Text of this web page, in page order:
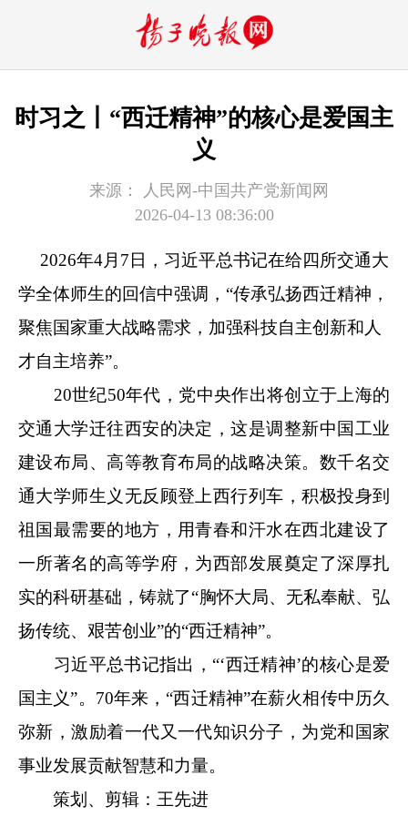
时习之丨“西迁精神”的核心是爱国主
义
来源：
人民网-中国共产党新闻网
2026-04-13 08:36:00
2026年4月7日，习近平总书记在给四所交通大
学全体师生的回信中强调，“传承弘扬西迁精神，
聚焦国家重大战略需求，加强科技自主创新和人
才自主培养”。
20世纪50年代，党中央作出将创立于上海的
交通大学迁往西安的决定，这是调整新中国工业
建设布局、高等教育布局的战略决策。数千名交
通大学师生义无反顾登上西行列车，积极投身到
祖国最需要的地方，用青春和汗水在西北建设了
一所著名的高等学府，为西部发展奠定了深厚扎
实的科研基础，铸就了“胸怀大局、无私奉献、弘
扬传统、艰苦创业”的“西迁精神”。
习近平总书记指出，“‘西迁精神’的核心是爱
国主义”。70年来，“西迁精神”在薪火相传中历久
弥新，激励着一代又一代知识分子，为党和国家
事业发展贡献智慧和力量。
策划、剪辑：王先进